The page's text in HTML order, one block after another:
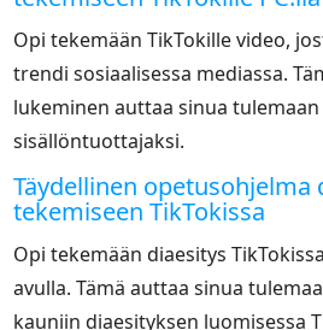
Opi tekemään TikTokille video,
trendi sosiaalisessa mediassa.
lukeminen auttaa sinua
sisällöntuottajaksi.
Täydellinen opetusohjelma
tekemiseen TikTokissa
Opi tekemään diaesitys
avulla. Tämä auttaa sinua
kauniin diaesityksen luomisessa